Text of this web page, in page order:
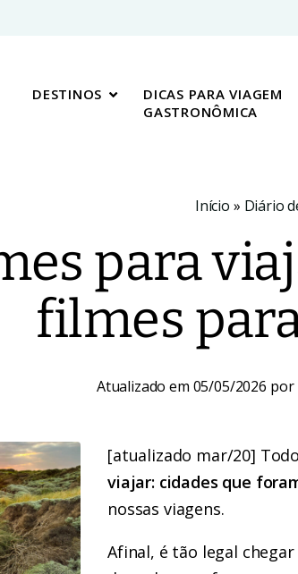
DESTINOS
DICAS PARA VIAGEM
GASTRONÔMICA
Início » Diário
para
filmes
Atualizado em 05/05/2026 por
[atualizado mar/20]
viajar: cidades que
nossas viagens.
Afinal, é tão legal